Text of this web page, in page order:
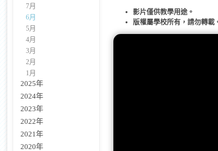
7月
6月
5月
4月
3月
2月
1月
2025年
2024年
2023年
2022年
2021年
2020年
影片僅供教學用途。
版權屬學校所有，請勿轉載